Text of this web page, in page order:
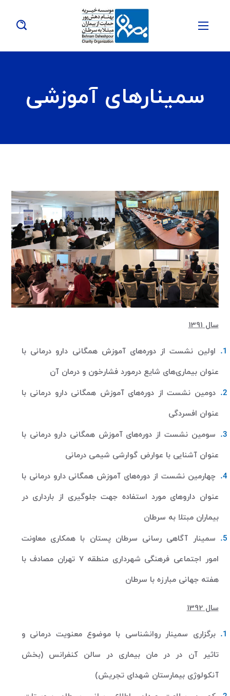
سمینارهای آموزشی
سال 1391
اولین نشست از دوره‌های آموزش همگانی دارو درمانی با
عنوان بیماری‌های شایع درمورد فشارخون و درمان آن
دومین نشست از دوره‌های آموزش همگانی دارو درمانی با
عنوان افسردگی
سومین نشست از دوره‌های آموزش همگانی دارو درمانی با
عنوان آشنایی با عوارض گوارشی شیمی درمانی
چهارمین نشست از دوره‌های آموزش همگانی دارو درمانی با
عنوان داروهای مورد استفاده جهت جلوگیری از بارداری در
بیماران مبتلا به سرطان
سمینار آگاهی رسانی سرطان پستان با همکاری معاونت
امور اجتماعی فرهنگی شهرداری منطقه 7 تهران مصادف با
هفته جهانی مبارزه با سرطان
سال 1392
برگزاری سمینار روانشناسی با موضوع معنویت درمانی و
تاثیر آن در در مان بیماری در سالن کنفرانس (بخش
آنکولوژی بیمارستان شهدای تجریش)